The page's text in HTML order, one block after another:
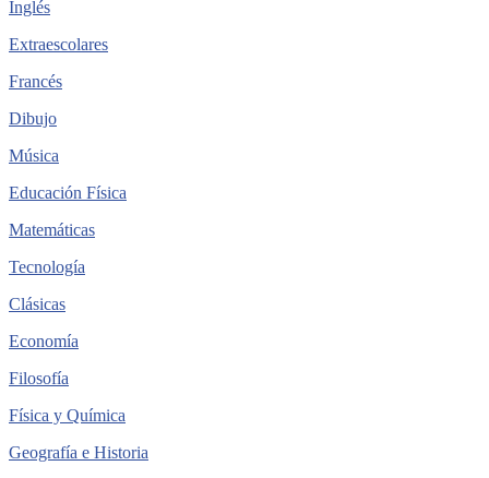
Inglés
Extraescolares
Francés
Dibujo
Música
Educación Física
Matemáticas
Tecnología
Clásicas
Economía
Filosofía
Física y Química
Geografía e Historia